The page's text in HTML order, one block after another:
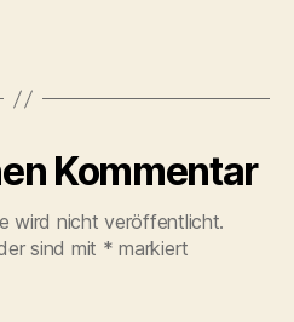
Kommentar
wird nicht veröffentlicht.
sind mit * markiert